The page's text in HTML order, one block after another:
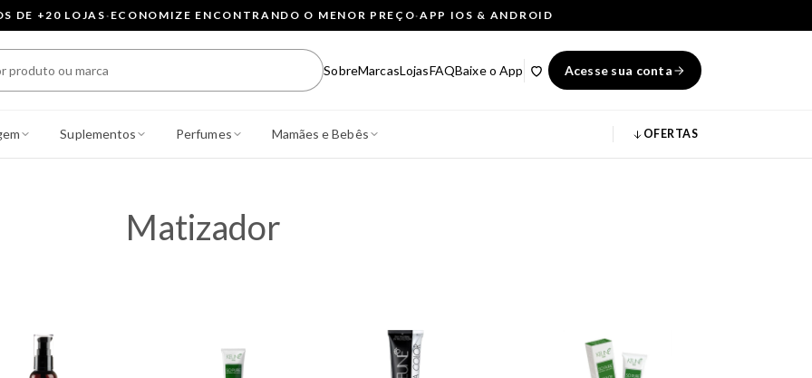
DE +20 LOJAS· ECONOMIZE ENCONTRANDO O MENOR PREÇO·APP IOS & ANDROID
SobreMarcasLojasFAQBaixe o App Acesse sua conta
Suplementos Perfumes Mamães e Bebês OFERTAS
Matizador